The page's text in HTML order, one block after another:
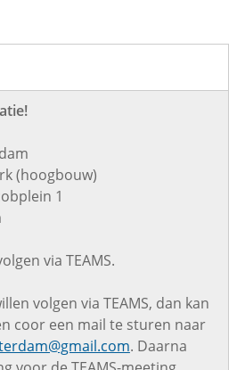
(hoogbouw)
1
via TEAMS.
volgen via TEAMS, dan kan
coor een mail te sturen naar
. Daarna